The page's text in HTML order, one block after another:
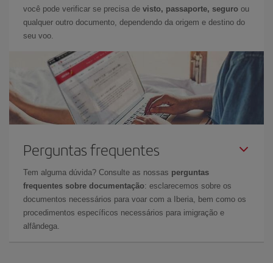
você pode verificar se precisa de visto, passaporte, seguro ou
qualquer outro documento, dependendo da origem e destino do
seu voo.
Perguntas frequentes
Tem alguma dúvida? Consulte as nossas perguntas
frequentes sobre documentação: esclarecemos sobre os
documentos necessários para voar com a Iberia, bem como os
procedimentos específicos necessários para imigração e
alfândega.